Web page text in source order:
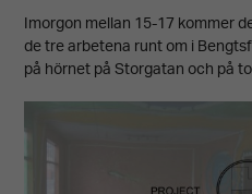
Imorgon mellan 15-17 kommer
de tre arbetena runt om i
på hörnet på Storgatan och på